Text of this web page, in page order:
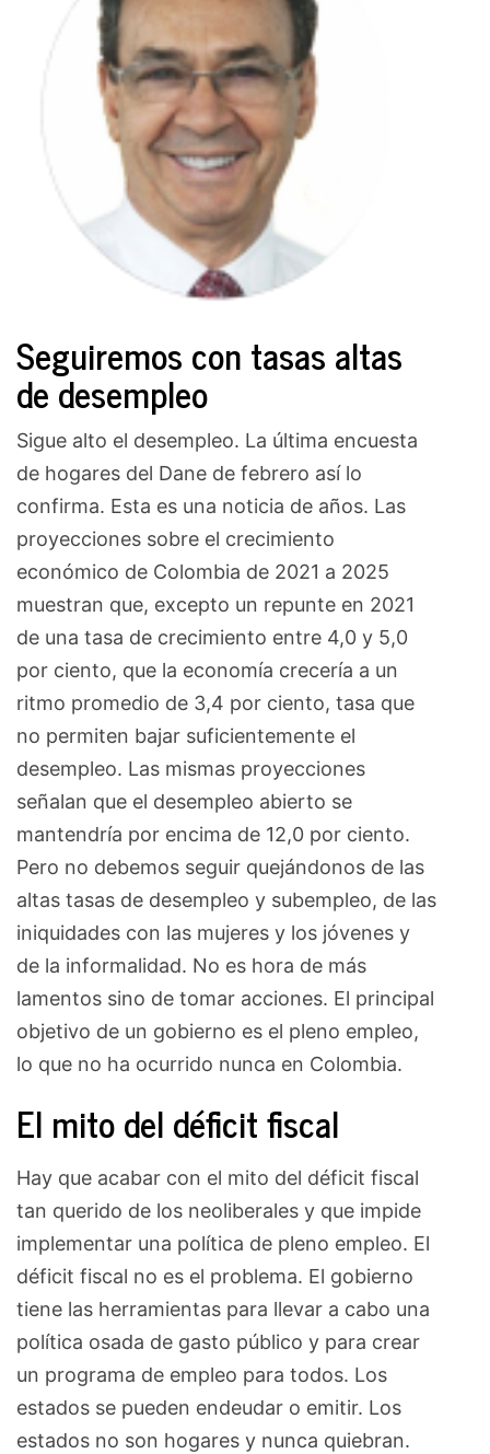
Seguiremos con tasas altas
de desempleo
Sigue alto el desempleo. La última encuesta
de hogares del Dane de febrero así lo
confirma. Esta es una noticia de años. Las
proyecciones sobre el crecimiento
económico de Colombia de 2021 a 2025
muestran que, excepto un repunte en 2021
de una tasa de crecimiento entre 4,0 y 5,0
por ciento, que la economía crecería a un
ritmo promedio de 3,4 por ciento, tasa que
no permiten bajar suficientemente el
desempleo. Las mismas proyecciones
señalan que el desempleo abierto se
mantendría por encima de 12,0 por ciento.
Pero no debemos seguir quejándonos de las
altas tasas de desempleo y subempleo, de las
iniquidades con las mujeres y los jóvenes y
de la informalidad. No es hora de más
lamentos sino de tomar acciones. El principal
objetivo de un gobierno es el pleno empleo,
lo que no ha ocurrido nunca en Colombia.
El mito del déficit fiscal
Hay que acabar con el mito del déficit fiscal
tan querido de los neoliberales y que impide
implementar una política de pleno empleo. El
déficit fiscal no es el problema. El gobierno
tiene las herramientas para llevar a cabo una
política osada de gasto público y para crear
un programa de empleo para todos. Los
estados se pueden endeudar o emitir. Los
estados no son hogares y nunca quiebran.